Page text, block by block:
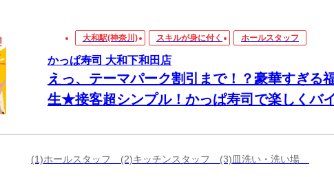
大和駅(神奈川) スキルが身に付く ホールスタッフ
かっぱ寿司 大和下和田店
えっ、テーマパーク割引まで！？豪華すぎる
生★接客超シンプル！かっぱ寿司で楽しくバ
(1)ホールスタッフ (2)キッチンスタッフ (3)皿洗い・洗い場